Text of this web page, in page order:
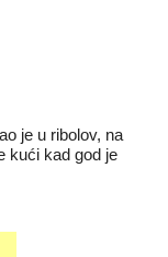
je u ribolov, na
kući kad god je